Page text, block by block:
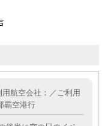
航空会社：／ご利用
覇空港行